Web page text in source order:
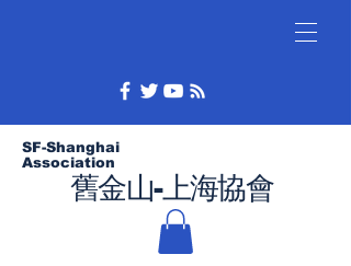
舊金山-上海協會
SF-Shanghai
Association